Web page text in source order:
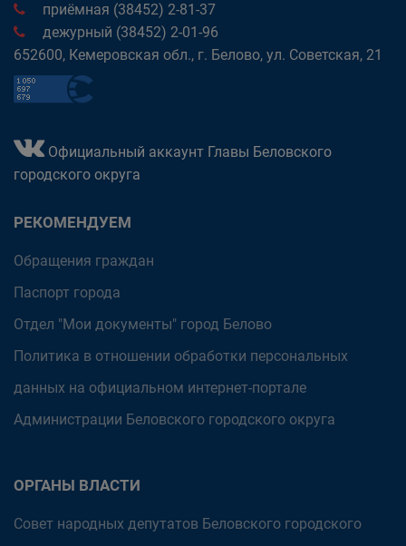
приёмная (38452) 2-81-37
дежурный (38452) 2-01-96
652600, Кемеровская обл., г. Белово, ул. Советская, 21
Официальный аккаунт Главы Беловского
городского округа
РЕКОМЕНДУЕМ
Обращения граждан
Паспорт города
Отдел "Мои документы" город Белово
Политика в отношении обработки персональных
данных на официальном интернет-портале
Администрации Беловского городского округа
ОРГАНЫ ВЛАСТИ
Совет народных депутатов Беловского городского